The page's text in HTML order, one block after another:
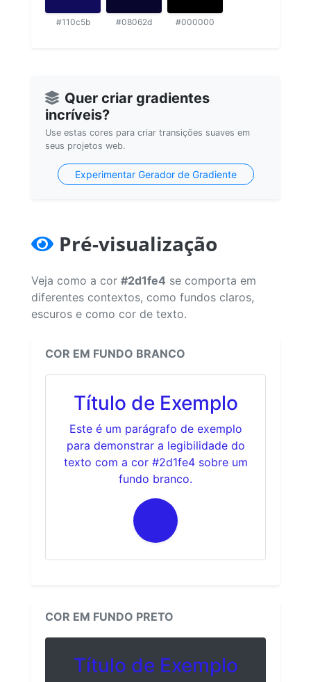
#110c5b #08062d #000000
Quer criar gradientes
incríveis?
Use estas cores para criar transições suaves em
seus projetos web.
Experimentar Gerador de Gradiente
Pré-visualização
Veja como a cor #2d1fe4 se comporta em
diferentes contextos, como fundos claros,
escuros e como cor de texto.
COR EM FUNDO BRANCO
Título de Exemplo
Este é um parágrafo de exemplo
para demonstrar a legibilidade do
texto com a cor #2d1fe4 sobre um
fundo branco.
COR EM FUNDO PRETO
Título de Exemplo